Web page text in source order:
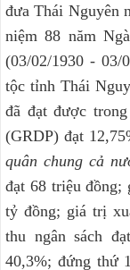
đưa Thái Nguyên
niệm 88 năm
(03/02/1930 - 03/
tộc tỉnh Thái
đã đạt được
(GRDP) đạt
quân chung cả
đạt 68 triệu đồng;
tỷ đồng; giá trị
thu ngân sách
40,3%; đứng thứ